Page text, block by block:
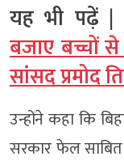
यह भी पढ़ें |
बजाए बच्चों से
सांसद प्रमोद
उन्होंने कहा कि
सरकार फेल साबित